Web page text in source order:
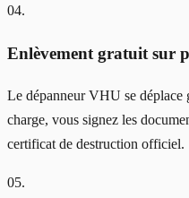
04.
Enlèvement gratuit sur
Le dépanneur VHU se déplace
charge, vous signez les
certificat de destruction officiel.
05.